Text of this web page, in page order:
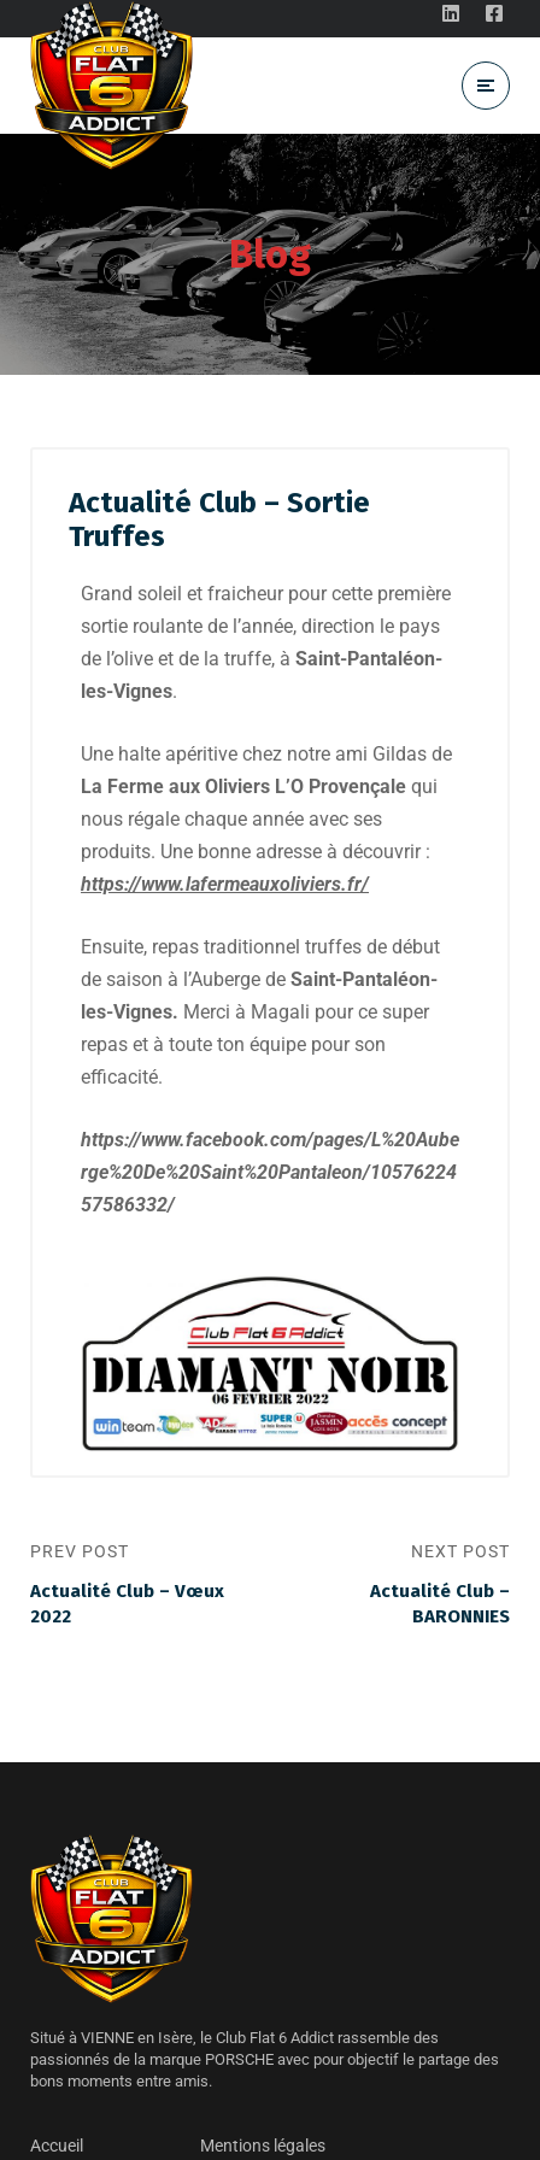
Blog
Actualité Club – Sortie
Truffes
Grand soleil et fraicheur pour cette première
sortie roulante de l’année, direction le pays
de l’olive et de la truffe, à Saint-Pantaléon-
les-Vignes.
Une halte apéritive chez notre ami Gildas de
La Ferme aux Oliviers L’O Provençale qui
nous régale chaque année avec ses
produits. Une bonne adresse à découvrir :
https://www.lafermeauxoliviers.fr/
Ensuite, repas traditionnel truffes de début
de saison à l’Auberge de Saint-Pantaléon-
les-Vignes. Merci à Magali pour ce super
repas et à toute ton équipe pour son
efficacité.
https://www.facebook.com/pages/L%20Aube
rge%20De%20Saint%20Pantaleon/10576224
57586332/
PREV POST
Actualité Club – Vœux
2022
NEXT POST
Actualité Club –
BARONNIES
Situé à VIENNE en Isère, le Club Flat 6 Addict rassemble des
passionnés de la marque PORSCHE avec pour objectif le partage des
bons moments entre amis.
Accueil Mentions légales